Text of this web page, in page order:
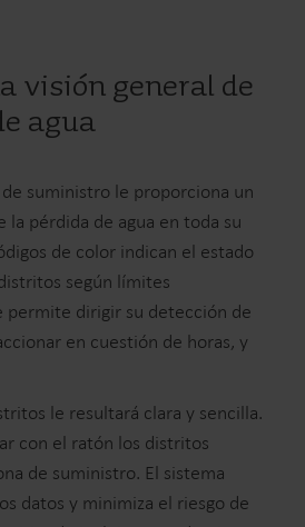
visión general de
agua
de suministro le proporciona un
pérdida de agua en toda su
de color indican el estado
según límites
permite dirigir su detección de
en cuestión de horas, y
le resultará clara y sencilla.
con el ratón los distritos
de suministro. El sistema
datos y minimiza el riesgo de